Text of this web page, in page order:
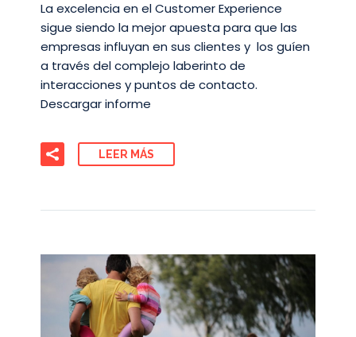
La excelencia en el Customer Experience
sigue siendo la mejor apuesta para que las
empresas influyan en sus clientes y los guíen
a través del complejo laberinto de
interacciones y puntos de contacto.
Descargar informe
LEER MÁS